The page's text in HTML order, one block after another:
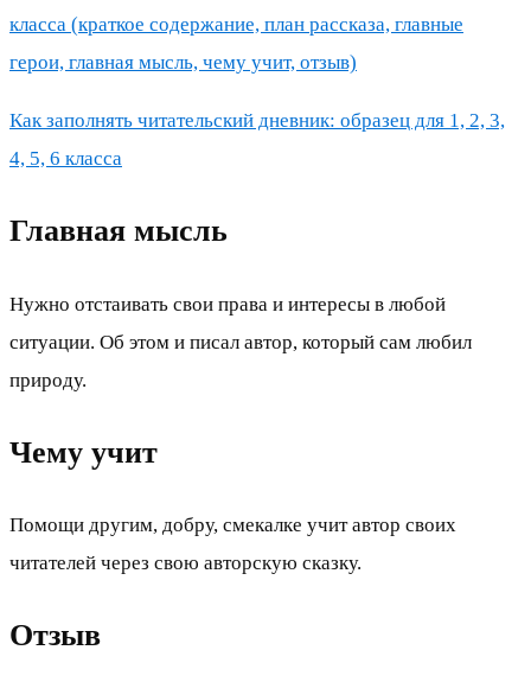
класса (краткое содержание, план рассказа, главные
герои, главная мысль, чему учит, отзыв)
Как заполнять читательский дневник: образец для 1, 2, 3,
4, 5, 6 класса
Главная мысль
Нужно отстаивать свои права и интересы в любой
ситуации. Об этом и писал автор, который сам любил
природу.
Чему учит
Помощи другим, добру, смекалке учит автор своих
читателей через свою авторскую сказку.
Отзыв